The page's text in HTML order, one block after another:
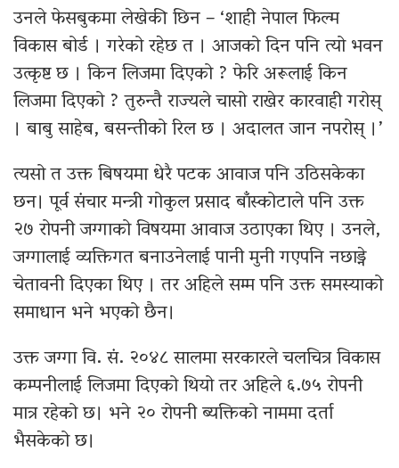
उनले फेसबुकमा लेखेकी छिन – ‘शाही नेपाल फिल्म
विकास बोर्ड । गरेको रहेछ त । आजको दिन पनि त्यो भवन
उत्कृष्ट छ । किन लिजमा दिएको ? फेरि अरूलाई किन
लिजमा दिएको ? तुरुन्तै राज्यले चासो राखेर कारवाही गरोस्
। बाबु साहेब, बसन्तीको रिल छ । अदालत जान नपरोस् ।’
त्यसो त उक्त बिषयमा धेरै पटक आवाज पनि उठिसकेका
छन। पूर्व संचार मन्त्री गोकुल प्रसाद बाँस्कोटाले पनि उक्त
२७ रोपनी जग्गाको विषयमा आवाज उठाएका थिए । उनले,
जग्गालाई व्यक्तिगत बनाउनेलाई पानी मुनी गएपनि नछाड्ने
चेतावनी दिएका थिए । तर अहिले सम्म पनि उक्त समस्याको
समाधान भने भएको छैन।
उक्त जग्गा वि. सं. २०४८ सालमा सरकारले चलचित्र विकास
कम्पनीलाई लिजमा दिएको थियो तर अहिले ६.७५ रोपनी
मात्र रहेको छ। भने २० रोपनी ब्यक्तिको नाममा दर्ता
भैसकेको छ।